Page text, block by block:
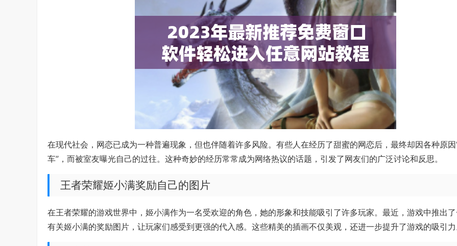
在现代社会，网恋已成为一种普遍现象，但也伴随着许多风险。有些人在经历了甜蜜的网恋后，最终却因各种原因
车”，而被室友曝光自己的过往。这种奇妙的经历常常成为网络热议的话题，引发了网友们的广泛讨论和反思。
王者荣耀姬小满奖励自己的图片
在王者荣耀的游戏世界中，姬小满作为一名受欢迎的角色，她的形象和技能吸引了许多玩家。最近，游戏中推出
有关姬小满的奖励图片，让玩家们感受到更强的代入感。这些精美的插画不仅美观，还进一步提升了游戏的吸引力